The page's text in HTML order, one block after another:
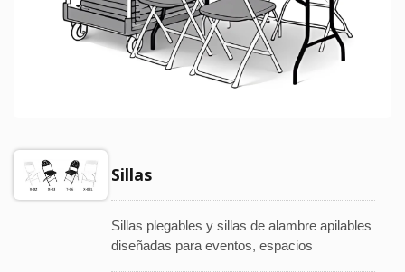
Sillas
Sillas plegables y sillas de alambre apilables
diseñadas para eventos, espacios